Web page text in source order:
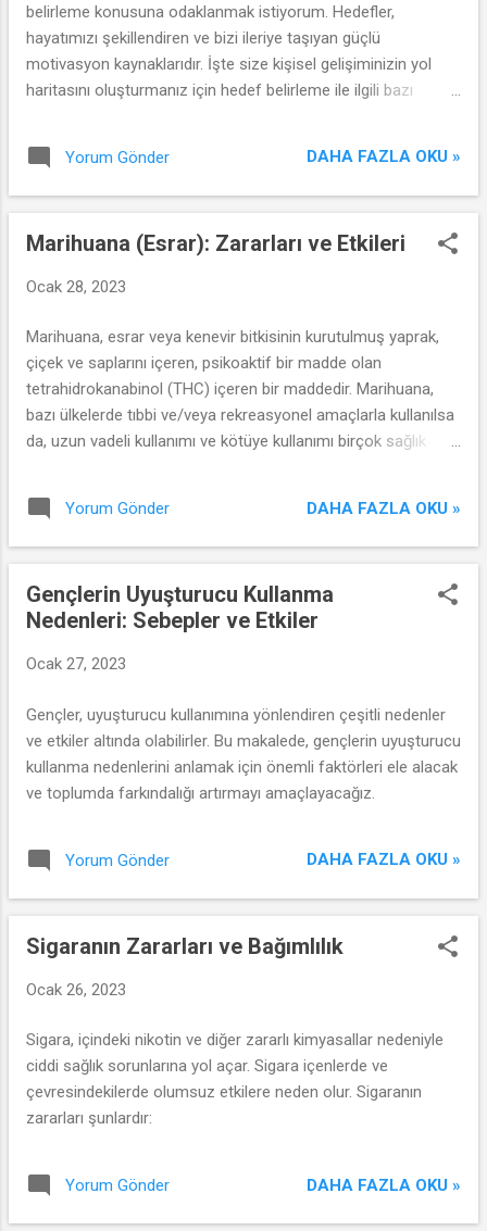
belirleme konusuna odaklanmak istiyorum. Hedefler,
hayatımızı şekillendiren ve bizi ileriye taşıyan güçlü
motivasyon kaynaklarıdır. İşte size kişisel gelişiminizin yol
haritasını oluşturmanız için hedef belirleme ile ilgili bazı
Yorum Gönder DAHA FAZLA OKU »
Marihuana (Esrar): Zararları ve Etkileri
Ocak 28, 2023
Marihuana, esrar veya kenevir bitkisinin kurutulmuş yaprak,
çiçek ve saplarını içeren, psikoaktif bir madde olan
tetrahidrokanabinol (THC) içeren bir maddedir. Marihuana,
bazı ülkelerde tıbbi ve/veya rekreasyonel amaçlarla kullanılsa
da, uzun vadeli kullanımı ve kötüye kullanımı birçok sağlık
Yorum Gönder DAHA FAZLA OKU »
Gençlerin Uyuşturucu Kullanma
Nedenleri: Sebepler ve Etkiler
Ocak 27, 2023
Gençler, uyuşturucu kullanımına yönlendiren çeşitli nedenler
ve etkiler altında olabilirler. Bu makalede, gençlerin uyuşturucu
kullanma nedenlerini anlamak için önemli faktörleri ele alacak
ve toplumda farkındalığı artırmayı amaçlayacağız.
Yorum Gönder DAHA FAZLA OKU »
Sigaranın Zararları ve Bağımlılık
Ocak 26, 2023
Sigara, içindeki nikotin ve diğer zararlı kimyasallar nedeniyle
ciddi sağlık sorunlarına yol açar. Sigara içenlerde ve
çevresindekilerde olumsuz etkilere neden olur. Sigaranın
zararları şunlardır:
Yorum Gönder DAHA FAZLA OKU »